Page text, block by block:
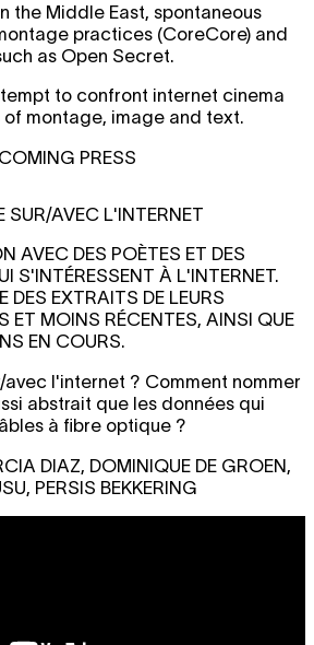
the Middle East, spontaneous
practices (CoreCore) and
as Open Secret.
to confront internet cinema
montage, image and text.
PRESS
SUR/AVEC L'INTERNET
AVEC DES POÈTES ET DES
S'INTÉRESSENT À L'INTERNET.
DES EXTRAITS DE LEURS
ET MOINS RÉCENTES, AINSI QUE
EN COURS.
l'internet ? Comment nommer
abstrait que les données qui
à fibre optique ?
DIAZ, DOMINIQUE DE GROEN,
PERSIS BEKKERING